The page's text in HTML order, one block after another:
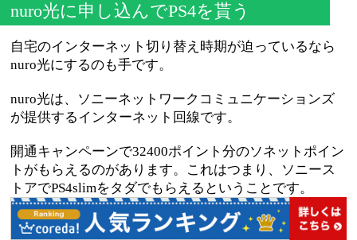
nuro光に申し込んでPS4を貰う
自宅のインターネット切り替え時期が迫っているなら
nuro光にするのも手です。
nuro光は、ソニーネットワークコミュニケーションズ
が提供するインターネット回線です。
開通キャンペーンで32400ポイント分のソネットポイン
トがもらえるのがあります。これはつまり、ソニース
トアでPS4slimをタダでもらえるということです。